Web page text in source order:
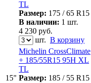
15"
TL
Размер: 175 / 65 R15
В наличии: 1 шт.
4 230 руб.
шт. В корзину
Michelin CrossClimate
+ 185/55R15 95H XL
TL
Размер: 185 / 55 R15